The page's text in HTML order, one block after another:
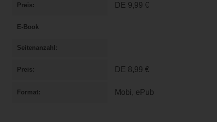
Preis DE 9,99 €
E-Book
Seitenanzahl
Preis DE 8,99 €
Format Mobi, ePub